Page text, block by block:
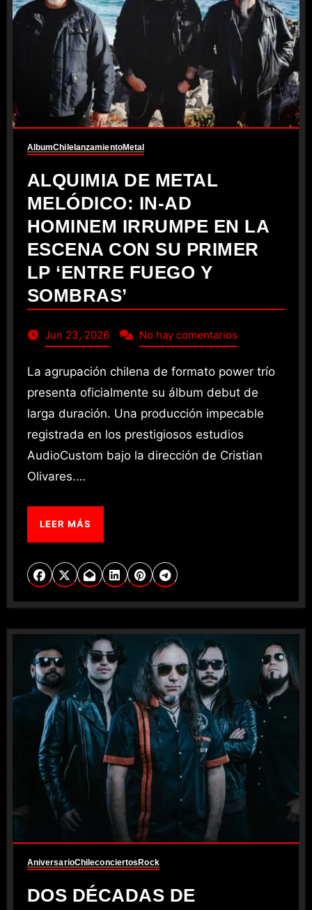
AlbumChilelanzamientoMetal
ALQUIMIA DE METAL
MELÓDICO: IN-AD
HOMINEM IRRUMPE EN LA
ESCENA CON SU PRIMER
LP ‘ENTRE FUEGO Y
SOMBRAS’
Jun 23, 2026 No hay comentarios
La agrupación chilena de formato power trío
presenta oficialmente su álbum debut de
larga duración. Una producción impecable
registrada en los prestigiosos estudios
AudioCustom bajo la dirección de Cristian
Olivares.…
LEER MÁS
AniversarioChileconciertos Rock
DOS DÉCADAS DE